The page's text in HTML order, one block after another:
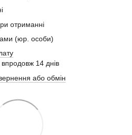
отриманні
(юр. особи)
14 днів
або обмін